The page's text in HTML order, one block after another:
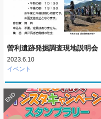
曽利遺跡発掘調査現地説明会
2023.6.10
イベント
END